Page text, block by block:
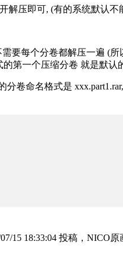
压即可, (有的系统默认
要每个分卷都解压一遍 (
的第一个压缩分卷 就是默认
命名格式是 xxx.part1.rar,
18:33:04 投稿，NICO